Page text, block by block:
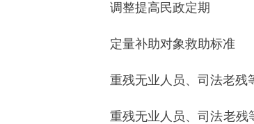
调整提高民政定期
定量补助对象救助标准
重残无业人员、司法老残
重残无业人员、司法老残